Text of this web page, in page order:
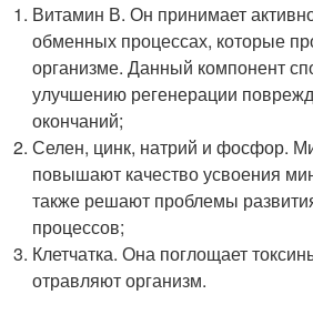
Витамин В. Он принимает
обменных процессах, которые
организме. Данный компонент
улучшению регенерации
окончаний;
Селен, цинк, натрий и фосфор.
повышают качество усвоения
также решают проблемы
процессов;
Клетчатка. Она поглощает
отравляют организм.